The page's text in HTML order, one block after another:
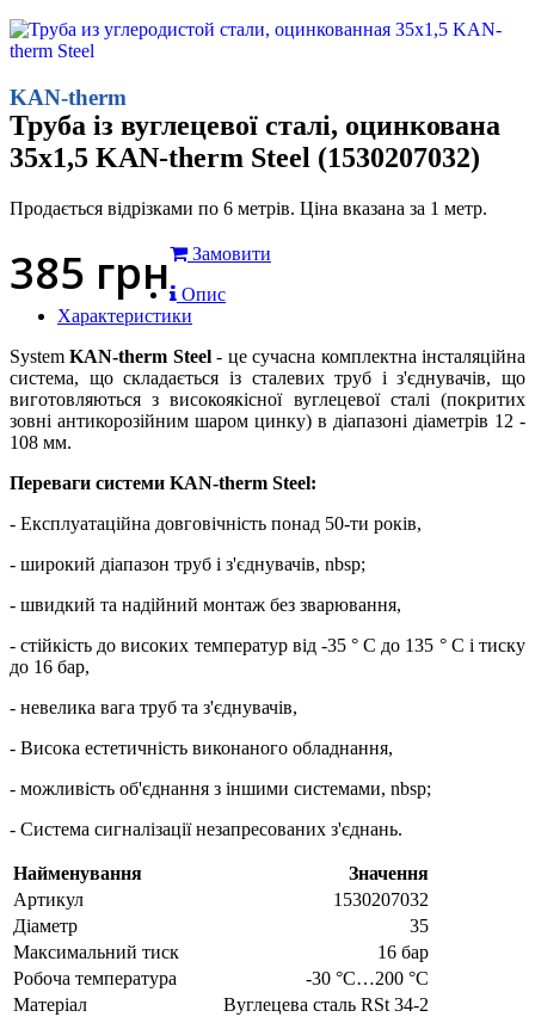
KAN-therm
Труба із вуглецевої сталі, оцинкована
35x1,5 KAN-therm Steel (1530207032)
Продається відрізками по 6 метрів. Ціна вказана за 1 метр.
385 грн
Замовити
Опис
Характеристики
SystemKAN-therm Steel- це сучасна комплектна інсталяційна
система, що складається із сталевих труб і з'єднувачів, що
виготовляються з високоякісної вуглецевої сталі (покритих
зовні антикорозійним шаром цинку) в діапазоні діаметрів 12 -
108 мм.
Переваги системи KAN-therm Steel:
- Експлуатаційна довговічність понад 50-ти років,
- широкий діапазон труб і з'єднувачів, nbsp;
- швидкий та надійний монтаж без зварювання,
- стійкість до високих температур від -35 ° C до 135 ° C і тиску
до 16 бар,
- невелика вага труб та з'єднувачів,
- Висока естетичність виконаного обладнання,
- можливість об'єднання з іншими системами, nbsp;
- Система сигналізації незапресованих з'єднань.
Найменування
Значення
Артикул
1530207032
Діаметр
35
Максимальний тиск
16 бар
Робоча температура
-30 °C…200 °C
Матеріал
Вуглецева сталь RSt 34-2